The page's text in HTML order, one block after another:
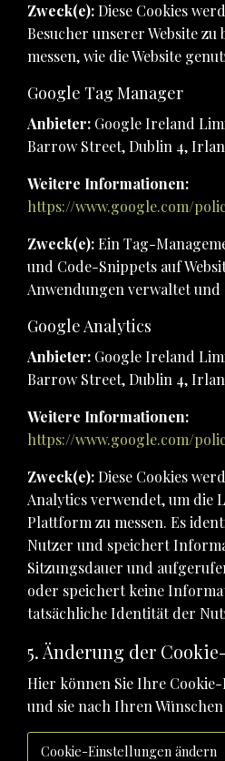
Zweck(e):Diese Cookies
Besucher unserer Website
messen, wie die Website
Google Tag Manager
Anbieter: Google Ireland
Barrow Street, Dublin 4,
Weitere Informationen:
https://www.google.com/
Zweck(e):Ein Tag-
und Code-Snippets auf
Anwendungen verwaltet und
Google Analytics
Anbieter: Google Ireland
Barrow Street, Dublin 4,
Weitere Informationen:
https://www.google.com/
Zweck(e):Diese Cookies
Analytics verwendet, um die
Plattform zu messen. Es
Nutzer und speichert
Sitzungsdauer und
oder speichert keine
tatsächliche Identität der
5. Änderung der
Hier können Sie Ihre
und sie nach Ihren Wünschen
Cookie-Einstellungen ändern